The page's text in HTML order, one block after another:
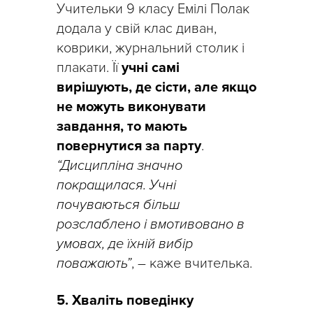
Учительки 9 класу Емілі Полак
додала у свій клас диван,
коврики, журнальний столик і
плакати. Їїучні самі
вирішують, де сісти, але якщо
не можуть виконувати
завдання, то мають
повернутися за парту.
“Дисципліна значно
покращилася. Учні
почуваються більш
розслаблено і вмотивовано в
умовах, де їхній вибір
поважають”, – каже вчителька.
5. Хваліть поведінку